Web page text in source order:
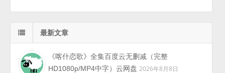
最新文章
《喀什恋歌》全集百度云无删减（完整
HD1080p/MP4中字）云网盘 2026年8月8日